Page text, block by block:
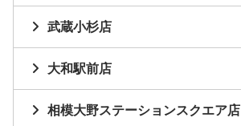
武蔵小杉店
大和駅前店
相模大野ステーションスクエア店